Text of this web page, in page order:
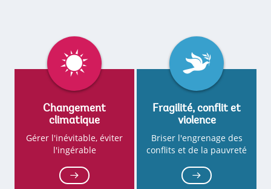
Changement
climatique
Gérer l'inévitable, éviter
l'ingérable
G
Fragilité, conflit et
violence
Briser l'engrenage des
conflits et de la pauvreté
G